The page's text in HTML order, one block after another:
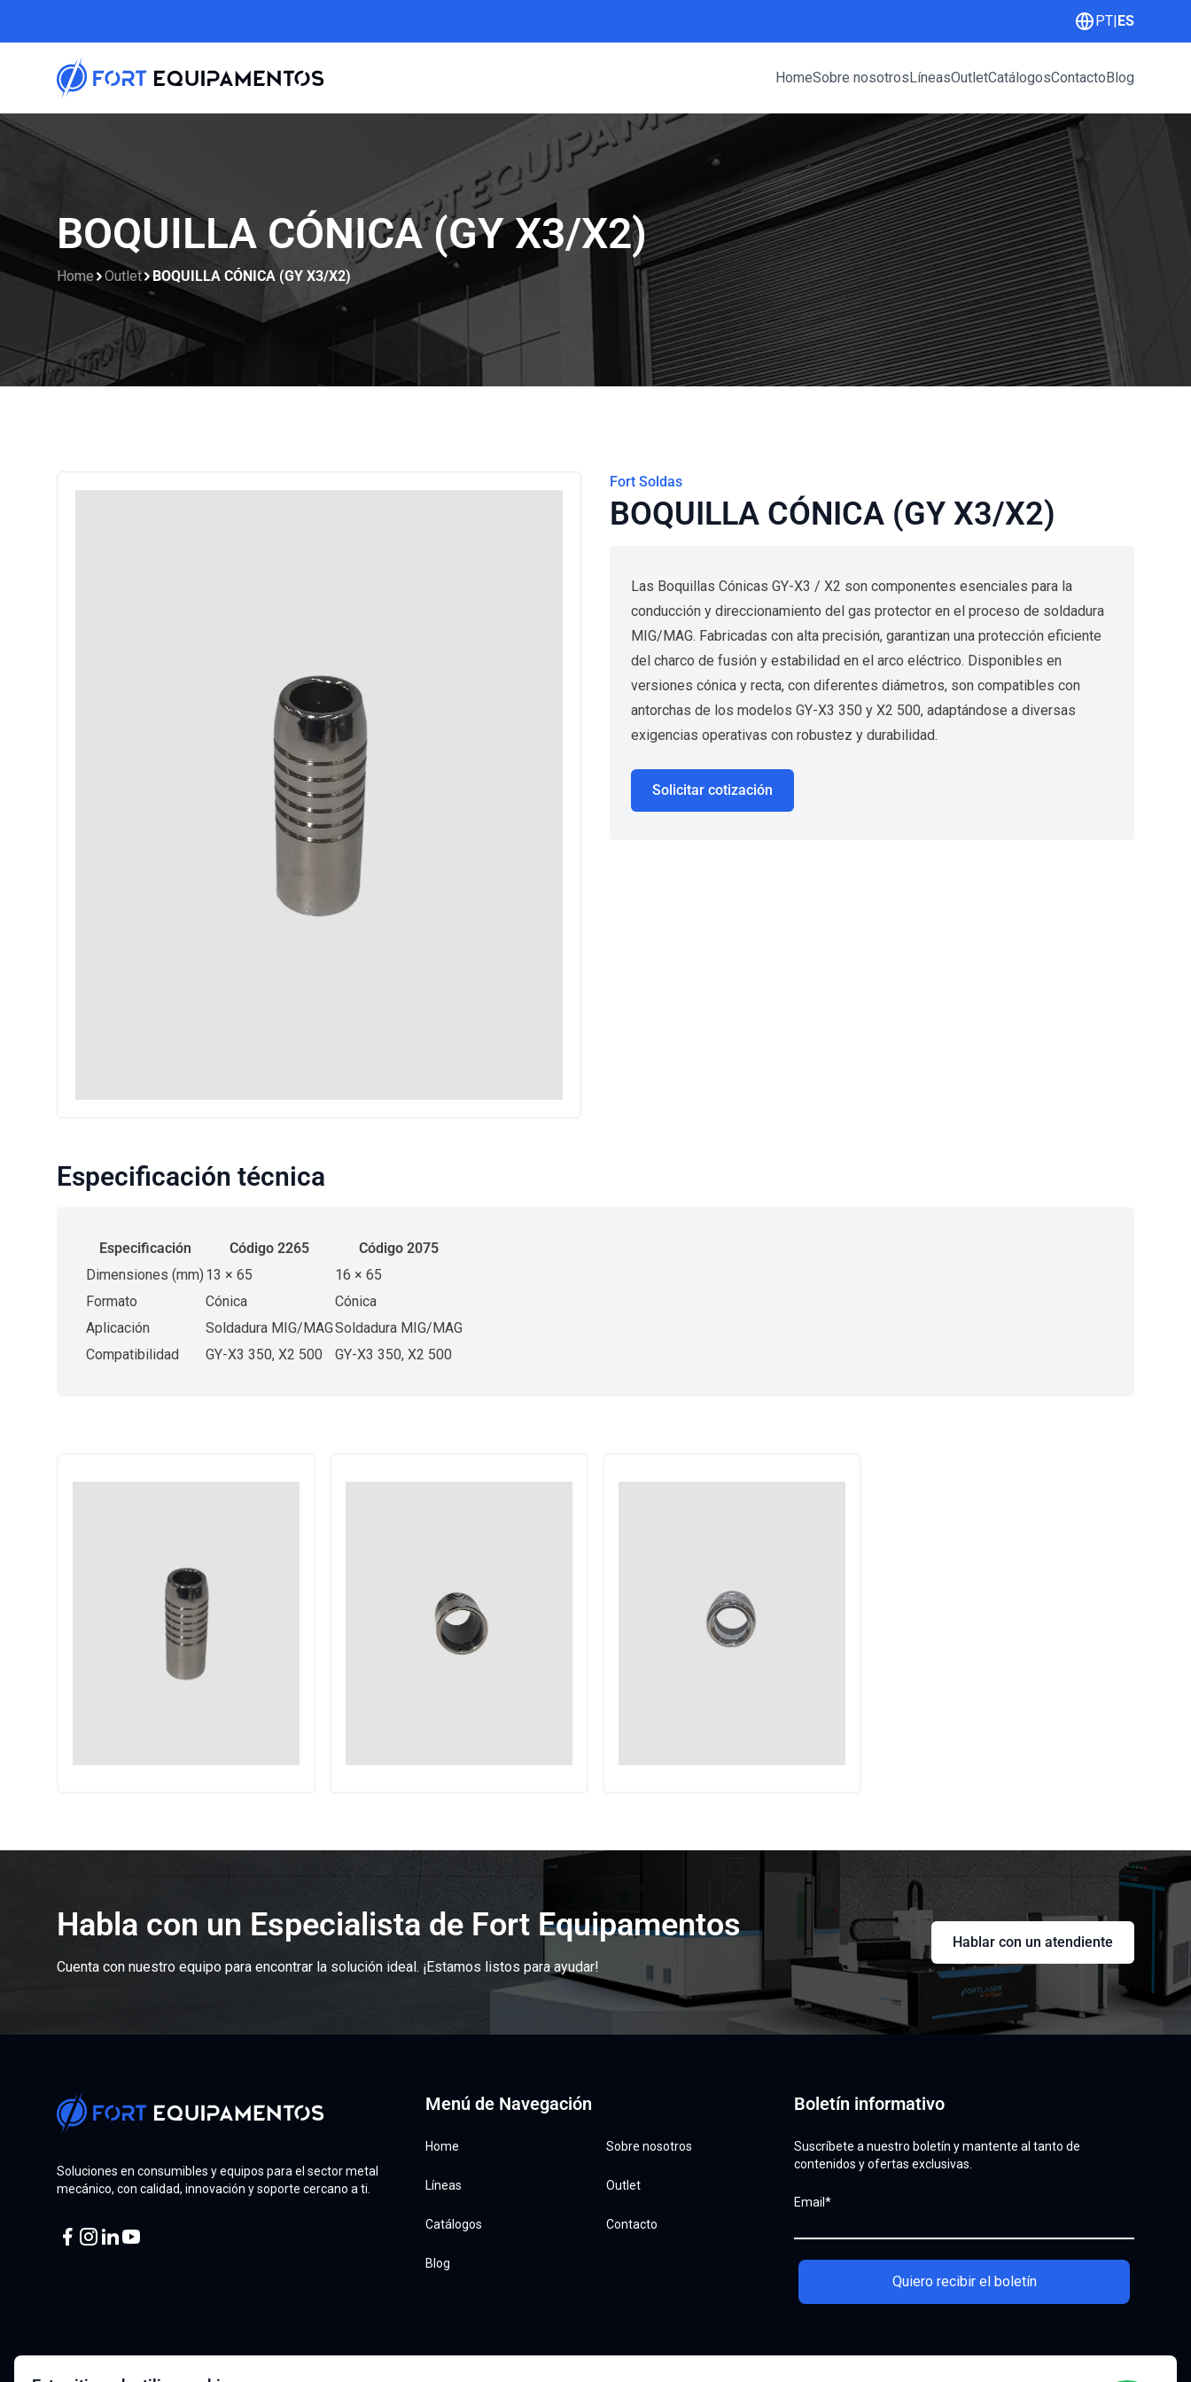
PT|ES
HomeSobre nosotrosLíneasOutletCatálogosContactoBlog
BOQUILLA CÓNICA (GY X3/X2)
Home Outlet BOQUILLA CÓNICA (GY X3/X2)
Fort Soldas
BOQUILLA CÓNICA (GY X3/X2)
Las Boquillas Cónicas GY-X3 / X2 son componentes esenciales para la
conducción y direccionamiento del gas protector en el proceso de soldadura
MIG/MAG. Fabricadas con alta precisión, garantizan una protección eficiente
del charco de fusión y estabilidad en el arco eléctrico. Disponibles en
versiones cónica y recta, con diferentes diámetros, son compatibles con
antorchas de los modelos GY-X3 350 y X2 500, adaptándose a diversas
exigencias operativas con robustez y durabilidad.
Solicitar cotización
Especificación técnica
Especificación Código 2265
Código 2075
Dimensiones (mm) 13 × 65
16 × 65
Formato
Cónica
Cónica
Aplicación
Soldadura MIG/MAGSoldadura MIG/MAG
Compatibilidad
GY-X3 350, X2 500 GY-X3 350, X2 500
Habla con un Especialista de Fort Equipamentos
Cuenta con nuestro equipo para encontrar la solución ideal. ¡Estamos listos para ayudar!
Hablar con un atendiente
Soluciones en consumibles y equipos para el sector metal
mecánico, con calidad, innovación y soporte cercano a ti.
Menú de Navegación
Home Sobre nosotros
Líneas Outlet
Catálogos Contacto
Blog
Boletín informativo
Suscríbete a nuestro boletín y mantente al tanto de
contenidos y ofertas exclusivas.
Email*
Quiero recibir el boletín